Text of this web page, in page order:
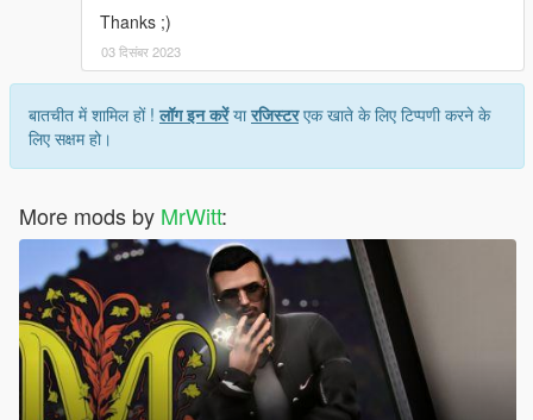
Thanks ;)
03 दिसंबर 2023
बातचीत में शामिल हों !लॉग इन करेंयारजिस्टरएक खाते के लिए टिप्पणी करने के
लिए सक्षम हो।
More mods by MrWitt: